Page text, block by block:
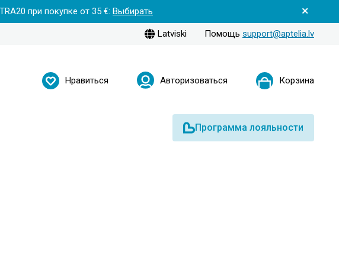
при покупке от 35 €: Выбирать
Latviski Помощь support@aptelia.lv
Нравиться Авторизоваться Корзина
Программа лояльности